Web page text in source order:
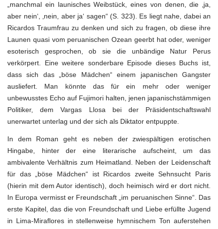
„manchmal ein launisches Weibstück, eines von denen, die ‚ja,
aber nein‘, ‚nein, aber ja‘ sagen“ (S. 323). Es liegt nahe, dabei an
Ricardos Traumfrau zu denken und sich zu fragen, ob diese ihre
Launen quasi vom peruanischen Ozean geerbt hat oder, weniger
esoterisch gesprochen, ob sie die unbändige Natur Perus
verkörpert. Eine weitere sonderbare Episode dieses Buchs ist,
dass sich das „böse Mädchen“ einem japanischen Gangster
ausliefert. Man könnte das für ein mehr oder weniger
unbewusstes Echo auf Fujimori halten, jenen japanischstämmigen
Politiker, dem Vargas Llosa bei der Präsidentschaftswahl
unerwartet unterlag und der sich als Diktator entpuppte.
In dem Roman geht es neben der zwiespältigen erotischen
Hingabe, hinter der eine literarische aufscheint, um das
ambivalente Verhältnis zum Heimatland. Neben der Leidenschaft
für das „böse Mädchen“ ist Ricardos zweite Sehnsucht Paris
(hierin mit dem Autor identisch), doch heimisch wird er dort nicht.
In Europa vermisst er Freundschaft „im peruanischen Sinne“. Das
erste Kapitel, das die von Freundschaft und Liebe erfüllte Jugend
in Lima-Miraflores in stellenweise hymnischem Ton auferstehen